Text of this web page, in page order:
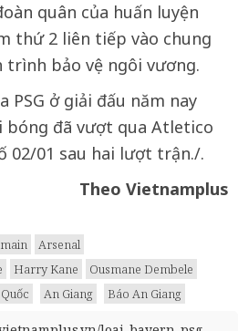
quân của huấn luyện
thứ 2 liên tiếp vào chung
bảo vệ ngôi vương.
PSG ở giải đấu năm nay
bóng đã vượt qua Atletico
02/01 sau hai lượt trận./.
Theo Vietnamplus
Arsenal
Harry Kane
Ousmane Dembele
An Giang Báo An Giang